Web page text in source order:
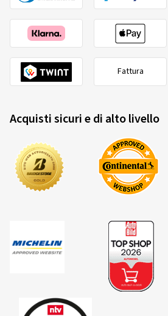
Fattura
Acquisti sicuri e di alto livello